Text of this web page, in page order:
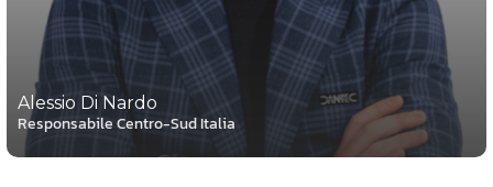
Alessio Di Nardo
Responsabile Centro-Sud Italia